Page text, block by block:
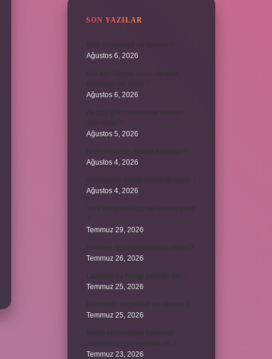
SON YAZILAR
Ağustos 6, 2026
Ağustos 6, 2026
Ağustos 5, 2026
Ağustos 4, 2026
Ağustos 4, 2026
Temmuz 29, 2026
Temmuz 26, 2026
Temmuz 25, 2026
Temmuz 25, 2026
Temmuz 23, 2026